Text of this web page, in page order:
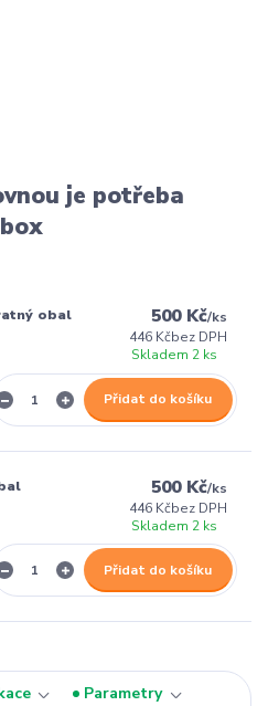
je potřeba
obal 500 Kč/ks
446 Kčbez DPH
Skladem 2 ks
Přidat do košíku
500 Kč/ks
446 Kčbez DPH
Skladem 2 ks
Přidat do košíku
Parametry